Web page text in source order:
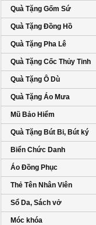
Quà Tặng Gốm Sứ
Quà Tặng Đồng Hồ
Quà Tặng Pha Lê
Quà Tặng Cốc Thủy Tinh
Quà Tặng Ô Dù
Quà Tặng Áo Mưa
Mũ Bảo Hiểm
Quà Tặng Bút Bi, Bút ký
Biển Chức Danh
Áo Đồng Phục
Thẻ Tên Nhân Viên
Sổ Da, Sách vở
Móc khóa